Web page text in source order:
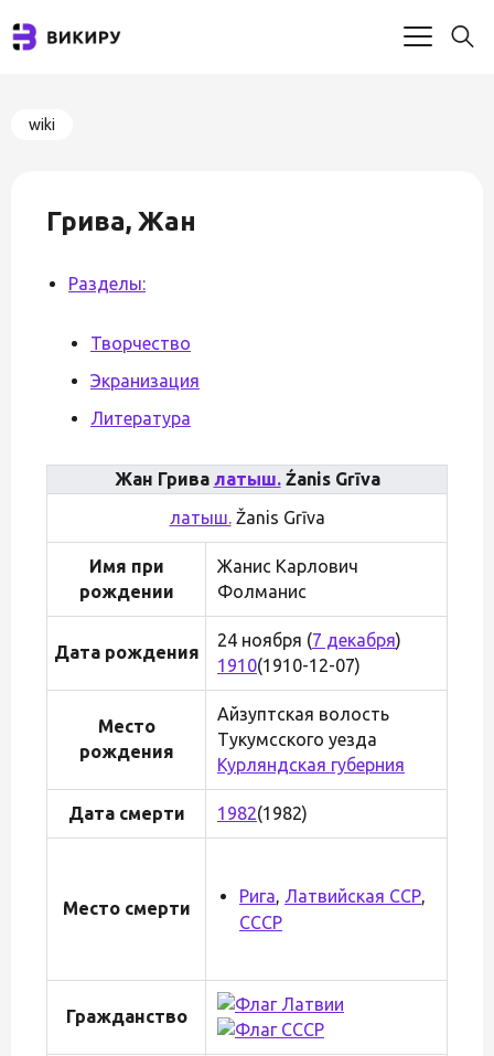
wiki
Грива, Жан
Разделы:
Творчество
Экранизация
Литература
Жан Грива латыш.Źanis Grīva
латыш.Žanis Grīva
Имя при
рождении
Жанис Карлович
Фолманис
Дата рождения
24 ноября (7 декабря)
1910(1910-12-07)
Место
рождения
Айзуптская волость
Тукумсского уезда
Курляндская губерния
Дата смерти 1982(1982)
Место смерти
Рига, Латвийская ССР,
СССР
Гражданство